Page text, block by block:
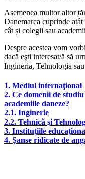
Asemenea multor altor
Danemarca cuprinde
cât și colegii sau
Despre acestea vom
dacă eşti interesat/ă să
Ingineria, Tehnologia
1. Mediul internaţional
2. Ce domenii de
academiile daneze?
2.1. Inginerie
2.2. Tehnică şi
3. Instituţiile
4. Şanse ridicate de